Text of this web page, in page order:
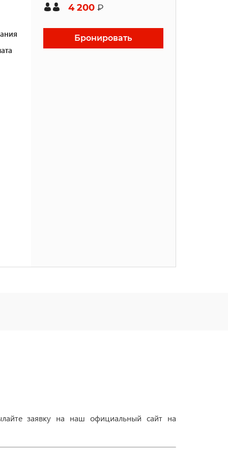
4 200 ₽
Бронировать
заявку на наш официальный сайт на